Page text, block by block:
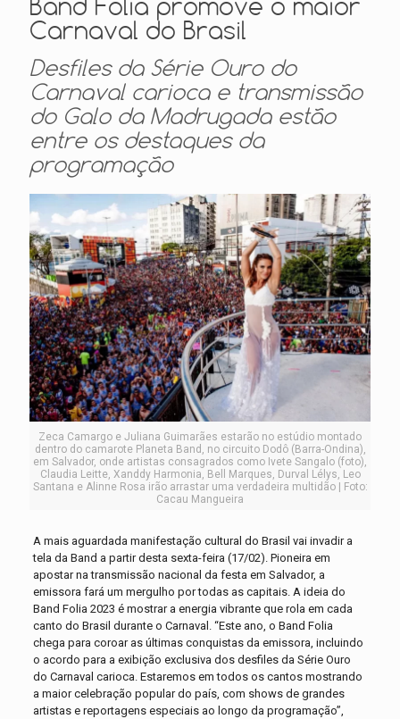
Carnaval do Brasil
Desfiles da Série Ouro do
Carnaval carioca e transmissão
do Galo da Madrugada estão
entre os destaques da
programação
Zeca Camargo e Juliana Guimarães estarão no estúdio montado
dentro do camarote Planeta Band, no circuito Dodô (Barra-Ondina),
em Salvador, onde artistas consagrados como Ivete Sangalo (foto),
Claudia Leitte, Xanddy Harmonia, Bell Marques, Durval Lélys, Leo
Santana e Alinne Rosa irão arrastar uma verdadeira multidão | Foto:
Cacau Mangueira
A mais aguardada manifestação cultural do Brasil vai invadir a
tela da Band a partir desta sexta-feira (17/02). Pioneira em
apostar na transmissão nacional da festa em Salvador, a
emissora fará um mergulho por todas as capitais. A ideia do
Band Folia 2023 é mostrar a energia vibrante que rola em cada
canto do Brasil durante o Carnaval. “Este ano, o Band Folia
chega para coroar as últimas conquistas da emissora, incluindo
o acordo para a exibição exclusiva dos desfiles da Série Ouro
do Carnaval carioca. Estaremos em todos os cantos mostrando
a maior celebração popular do país, com shows de grandes
artistas e reportagens especiais ao longo da programação”,